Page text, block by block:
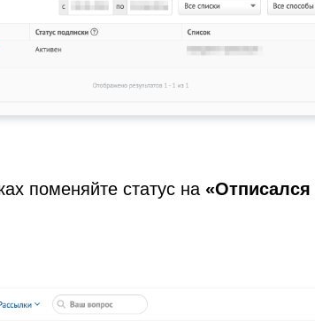
поменяйте статус на